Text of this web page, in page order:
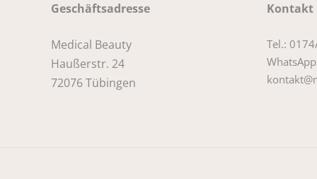
Geschäftsadresse
Medical Beauty
Haußerstr. 24
72076 Tübingen
Kontakt
Tel.: